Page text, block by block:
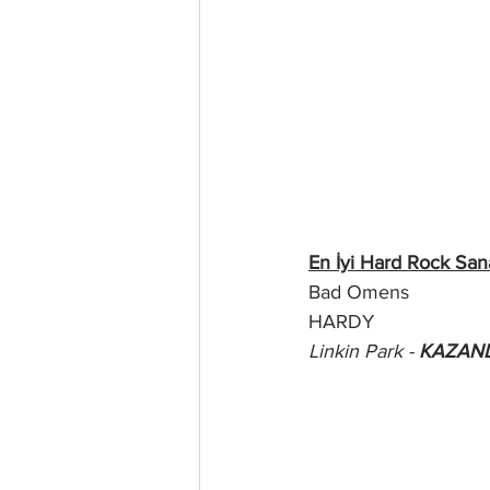
En İyi Hard Rock
Bad Omens
HARDY
Linkin Park -